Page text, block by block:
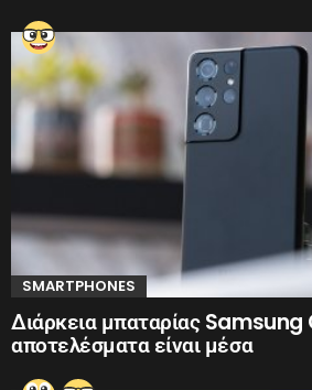
SMARTPHONES
Διάρκεια μπαταρίας
αποτελέσματα είναι μέσα